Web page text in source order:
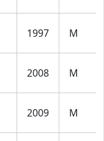
1997 M
2008 M
2009 M